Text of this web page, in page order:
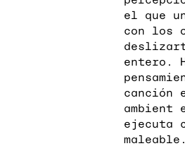
el que
con los
entero.
canción
ambient
ejecuta
maleable.